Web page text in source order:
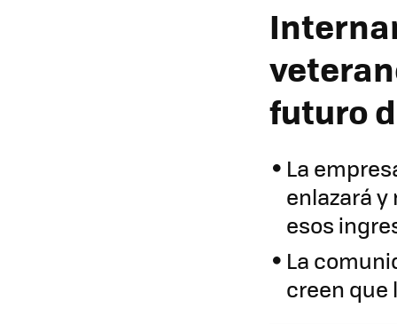
futuro
La
enlazará
esos
La
creen que